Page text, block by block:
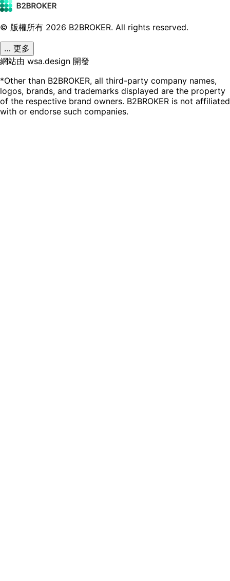
© 版權所有 2026 B2BROKER. All rights reserved.
… 更多
網站由 wsa.design 開發
*Other than B2BROKER, all third-party company names,
logos, brands, and trademarks displayed are the property
of the respective brand owners. B2BROKER is not affiliated
with or endorse such companies.